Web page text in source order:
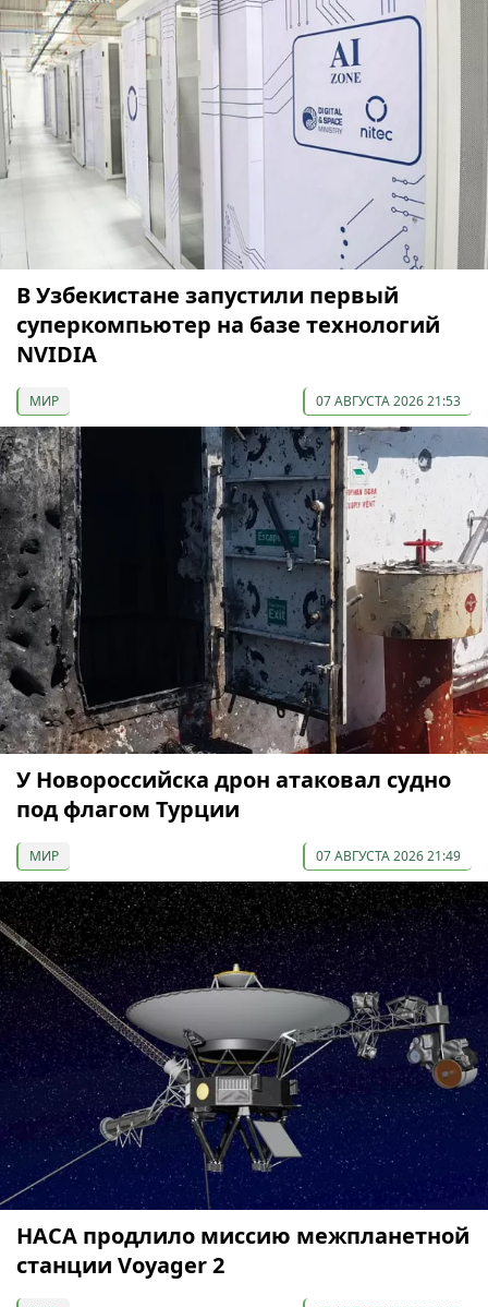
В Узбекистане запустили первый
суперкомпьютер на базе технологий
NVIDIA
МИР 07 АВГУСТА 2026 21:53
У Новороссийска дрон атаковал судно
под флагом Турции
МИР 07 АВГУСТА 2026 21:49
НАСА продлило миссию межпланетной
станции Voyager 2